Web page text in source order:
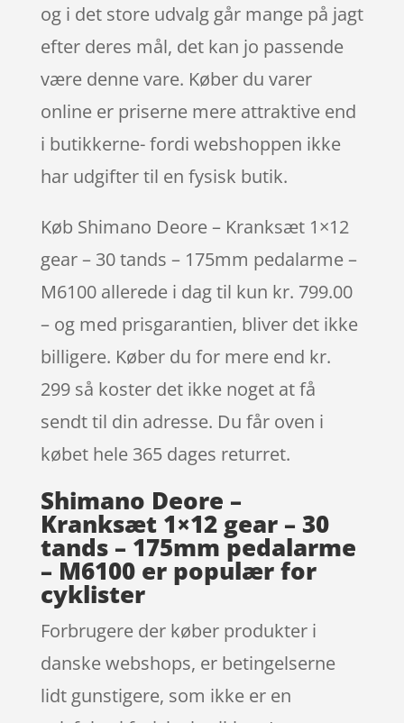
og i det store udvalg går mange på jagt
efter deres mål, det kan jo passende
være denne vare. Køber du varer
online er priserne mere attraktive end
i butikkerne- fordi webshoppen ikke
har udgifter til en fysisk butik.
Køb Shimano Deore – Kranksæt 1×12
gear – 30 tands – 175mm pedalarme –
M6100 allerede i dag til kun kr. 799.00
– og med prisgarantien, bliver det ikke
billigere. Køber du for mere end kr.
299 så koster det ikke noget at få
sendt til din adresse. Du får oven i
købet hele 365 dages returret.
Shimano Deore –
Kranksæt 1×12 gear – 30
tands – 175mm pedalarme
– M6100 er populær for
cyklister
Forbrugere der køber produkter i
danske webshops, er betingelserne
lidt gunstigere, som ikke er en